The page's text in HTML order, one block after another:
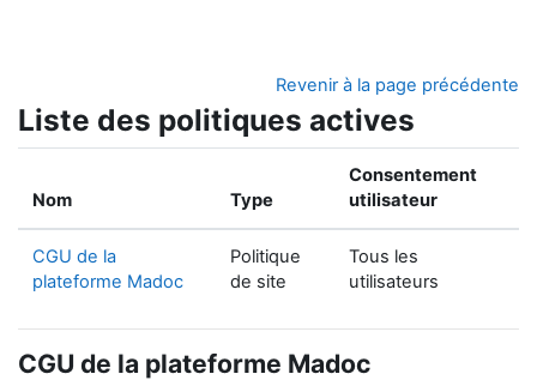
Revenir à la page précédente
Liste des politiques actives
Nom Type
Consentement
utilisateur
CGU de la
plateforme Madoc
Politique
de site
Tous les
utilisateurs
CGU de la plateforme Madoc